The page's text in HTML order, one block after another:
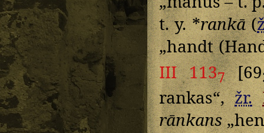
t. y. *rankā(
„handt
III 1137[69
rankas“,žr.
rānkans